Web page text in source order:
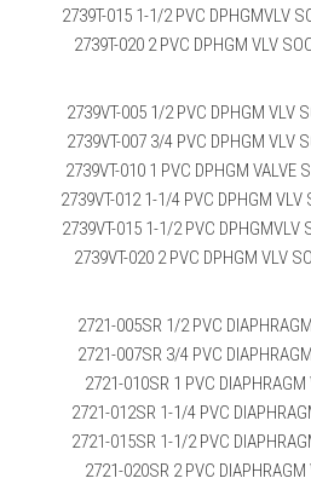
2739T-015 1-1/2 PVC DPHGMVLV
2739T-020 2 PVC DPHGM VLV
2739VT-005 1/2 PVC DPHGM VLV
2739VT-007 3/4 PVC DPHGM VLV
2739VT-010 1 PVC DPHGM VALVE
2739VT-012 1-1/4 PVC DPHGM VLV
2739VT-015 1-1/2 PVC DPHGMVLV
2739VT-020 2 PVC DPHGM VLV
2721-005SR 1/2 PVC
2721-007SR 3/4 PVC
2721-010SR 1 PVC DIAPHRAGM
2721-012SR 1-1/4 PVC
2721-015SR 1-1/2 PVC
2721-020SR 2 PVC DIAPHRAGM